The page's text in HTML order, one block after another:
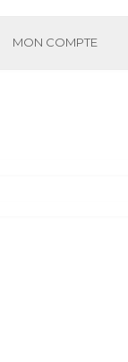
MON COMPTE